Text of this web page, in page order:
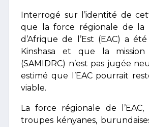
Interrogé sur l’identité de
que la force régionale de la
d’Afrique de l’Est (EAC) a
Kinshasa et que la
(SAMIDRC) n’est pas jugée
estimé que l’EAC pourrait
viable.
La force régionale de l’EAC,
troupes kényanes,